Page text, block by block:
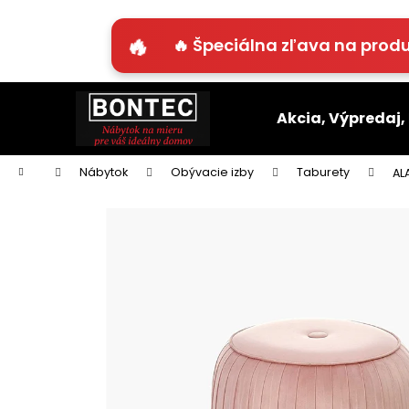
🔥 Špeciálna zľava na
Akcia, Výpredaj,
Domov Nábytok Obývacie izby Taburety
í
obchodu
obchodu